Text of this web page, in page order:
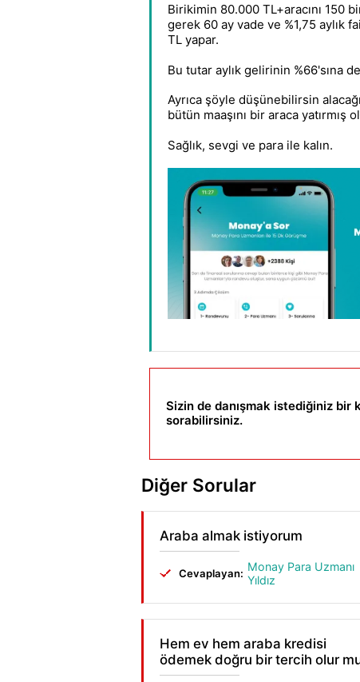
Birikimin 80.000 TL+aracını 150
gerek 60 ay vade ve %1,75 aylık
TL yapar.
Bu tutar aylık gelirinin %66'sına
Ayrıca şöyle düşünebilirsin
bütün maaşını bir araca
Sağlık, sevgi ve para ile kalın.
Sizin de danışmak istediğiniz bir
sorabilirsiniz.
Diğer Sorular
Araba almak istiyorum
Cevaplayan: Monay Para Uzmanı
Yıldız
Hem ev hem araba kredisi
ödemek doğru bir tercih olur